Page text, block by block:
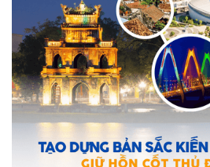
tồn và sáng tạo, là yêu cầu quan
"Văn hiến - Văn minh - Hiện đại", đáp
trong thời kỳ mới.